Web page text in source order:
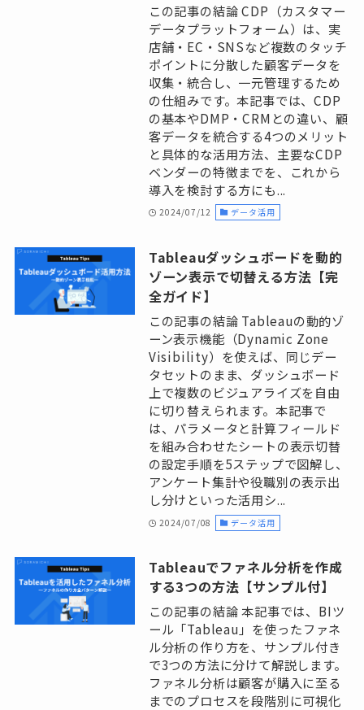
この記事の結論 CDP（カスタマー
データプラットフォーム）は、実
店舗・EC・SNSなど複数のタッチ
ポイントに分散した顧客データを
収集・統合し、一元管理するため
の仕組みです。本記事では、CDP
の基本やDMP・CRMとの違い、顧
客データを統合する4つのメリット
と具体的な活用方法、主要なCDP
ベンダーの特徴までを、これから
導入を検討する方にも...
2024/07/12 データ活用
Tableauダッシュボードを動的
ゾーン表示で切替える方法【完
全ガイド】
この記事の結論 Tableauの動的ゾ
ーン表示機能（Dynamic Zone
Visibility）を使えば、同じデー
タセットのまま、ダッシュボード
上で複数のビジュアライズを自由
に切り替えられます。本記事で
は、パラメータと計算フィールド
を組み合わせたシートの表示切替
の設定手順を5ステップで図解し、
アンケート集計や役職別の表示出
し分けといった活用シ...
2024/07/08 データ活用
Tableauでファネル分析を作成
する3つの方法【サンプル付】
この記事の結論 本記事では、BIツ
ール「Tableau」を使ったファネ
ル分析の作り方を、サンプル付き
で3つの方法に分けて解説します。
ファネル分析は顧客が購入に至る
までのプロセスを段階別に可視化